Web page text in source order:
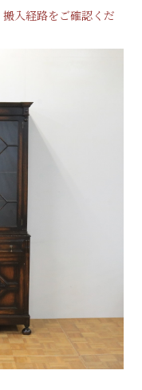
入経路をご確認くだ